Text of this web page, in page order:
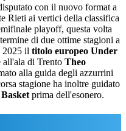
con il nuovo format a
Rieti ai vertici della classifica
playoff, questa volta
di due ottime stagioni a
2025 il titolo europeo Under
all'ala di Trento Theo
alla guida degli azzurrini
stagione ha inoltre guidato
prima dell'esonero.